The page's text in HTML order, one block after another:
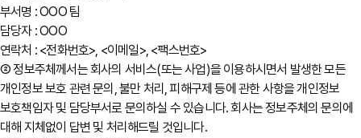
부서명 : OOO 팀
담당자 : OOO
연락처 : <전화번호>, <이메일>, <팩스번호>
② 정보주체께서는 회사의 서비스(또는 사업)을 이용하시면서 발생한 모든
개인정보 보호 관련 문의, 불만 처리, 피해구제 등에 관한 사항을 개인정보
보호책임자 및 담당부서로 문의하실 수 있습니다. 회사는 정보주체의 문의에
대해 지체없이 답변 및 처리해드릴 것입니다.